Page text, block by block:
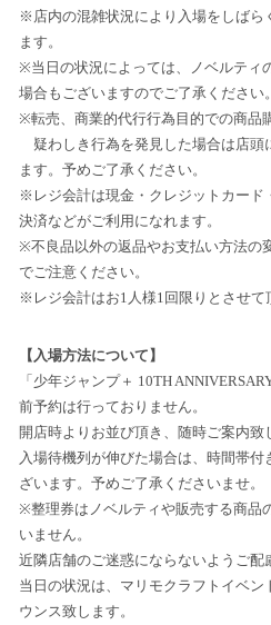
※店内の混雑状況により入場をしばら
ます。
※当日の状況によっては、ノベルティ
場合もございますのでご了承ください。
※転売、商業的代行行為目的での商品
疑わしき行為を発見した場合は店頭
ます。予めご了承ください。
※レジ会計は現金・クレジットカード
決済などがご利用になれます。
※不良品以外の返品やお支払い方法の
でご注意ください。
※レジ会計はお1人様1回限りとさせて
【入場方法について】
「少年ジャンプ＋ 10TH
前予約は行っておりません。
開店時よりお並び頂き、随時ご案内致
入場待機列が伸びた場合は、時間帯
ざいます。予めご了承くださいませ。
※整理券はノベルティや販売する商品
いません。
近隣店舗のご迷惑にならないようご配
当日の状況は、マリモクラフトイベン
ウンス致します。